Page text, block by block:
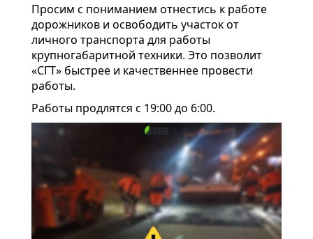
Просим с пониманием отнестись к работе
дорожников и освободить участок от
личного транспорта для работы
крупногабаритной техники. Это позволит
«СГТ» быстрее и качественнее провести
работы.
Работы продлятся с 19:00 до 6:00.